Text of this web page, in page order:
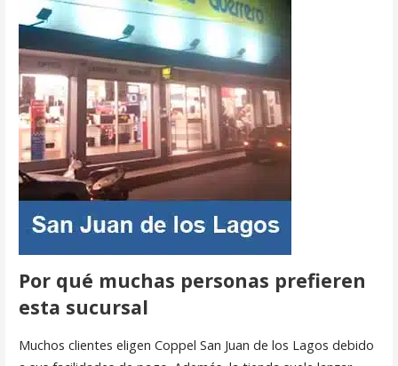
Por qué muchas personas prefieren
esta sucursal
Muchos clientes eligen Coppel San Juan de los Lagos debido